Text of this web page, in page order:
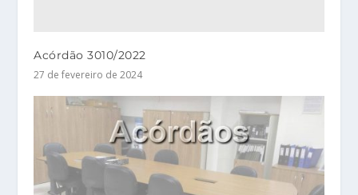
Acórdão 3010/2022
27 de fevereiro de 2024